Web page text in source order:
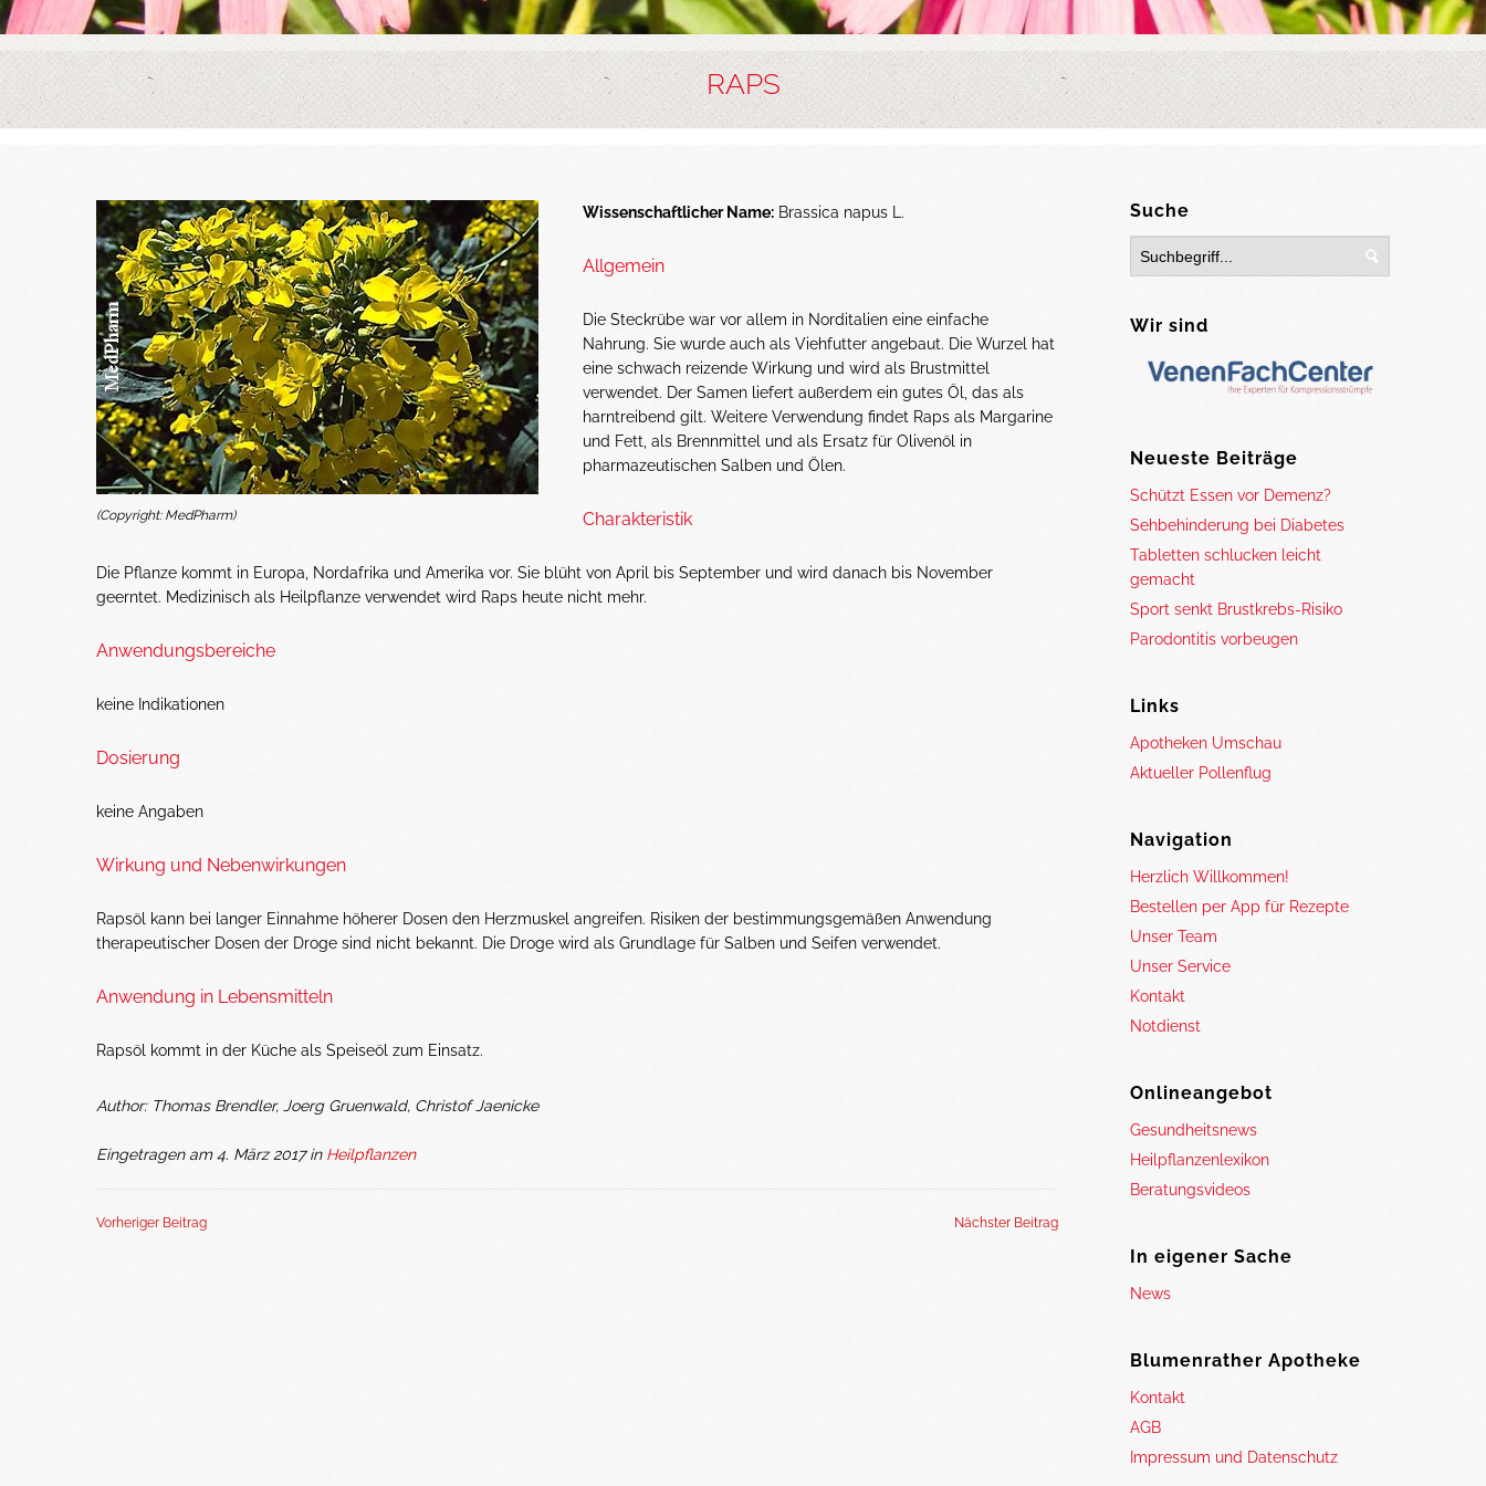
RAPS
(Copyright: MedPharm)
Wissenschaftlicher Name: Brassica napus L.
Allgemein
Die Steckrübe war vor allem in Norditalien eine einfache
Nahrung. Sie wurde auch als Viehfutter angebaut. Die Wurzel hat
eine schwach reizende Wirkung und wird als Brustmittel
verwendet. Der Samen liefert außerdem ein gutes Öl, das als
harntreibend gilt. Weitere Verwendung findet Raps als Margarine
und Fett, als Brennmittel und als Ersatz für Olivenöl in
pharmazeutischen Salben und Ölen.
Charakteristik
Die Pflanze kommt in Europa, Nordafrika und Amerika vor. Sie blüht von April bis September und wird danach bis November
geerntet. Medizinisch als Heilpflanze verwendet wird Raps heute nicht mehr.
Anwendungsbereiche
keine Indikationen
Dosierung
keine Angaben
Wirkung und Nebenwirkungen
Rapsöl kann bei langer Einnahme höherer Dosen den Herzmuskel angreifen. Risiken der bestimmungsgemäßen Anwendung
therapeutischer Dosen der Droge sind nicht bekannt. Die Droge wird als Grundlage für Salben und Seifen verwendet.
Anwendung in Lebensmitteln
Rapsöl kommt in der Küche als Speiseöl zum Einsatz.
Author: Thomas Brendler, Joerg Gruenwald, Christof Jaenicke
Eingetragen am 4. März 2017 in Heilpflanzen
Vorheriger Beitrag Nächster Beitrag
Suche
Wir sind
Neueste Beiträge
Schützt Essen vor Demenz?
Sehbehinderung bei Diabetes
Tabletten schlucken leicht
gemacht
Sport senkt Brustkrebs-Risiko
Parodontitis vorbeugen
Links
Apotheken Umschau
Aktueller Pollenflug
Navigation
Herzlich Willkommen!
Bestellen per App für Rezepte
Unser Team
Unser Service
Kontakt
Notdienst
Onlineangebot
Gesundheitsnews
Heilpflanzenlexikon
Beratungsvideos
In eigener Sache
News
Blumenrather Apotheke
Kontakt
AGB
Impressum und Datenschutz